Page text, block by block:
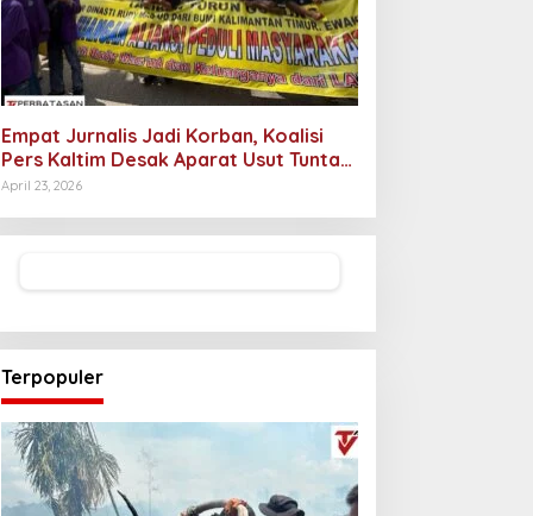
Empat Jurnalis Jadi Korban, Koalisi
Pers Kaltim Desak Aparat Usut Tuntas
Pelaku Intimidasi
April 23, 2026
Terpopuler